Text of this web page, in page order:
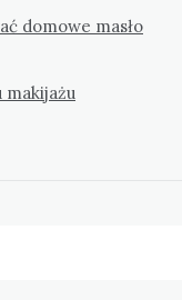
domowe masło
makijażu